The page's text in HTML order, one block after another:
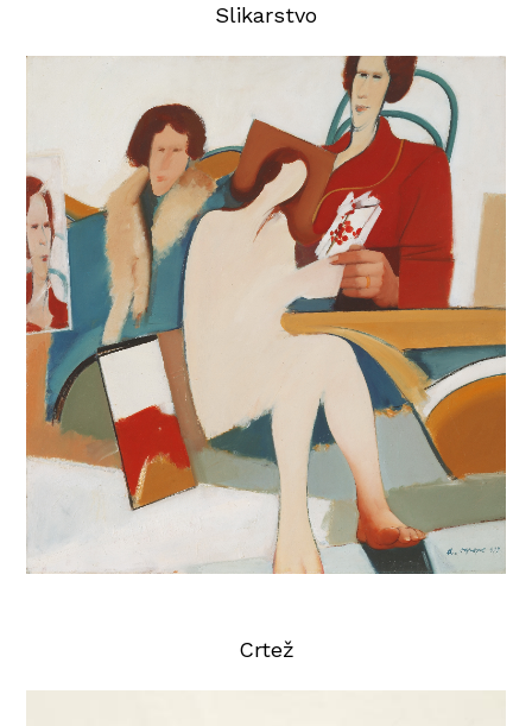
Slikarstvo
Crtež